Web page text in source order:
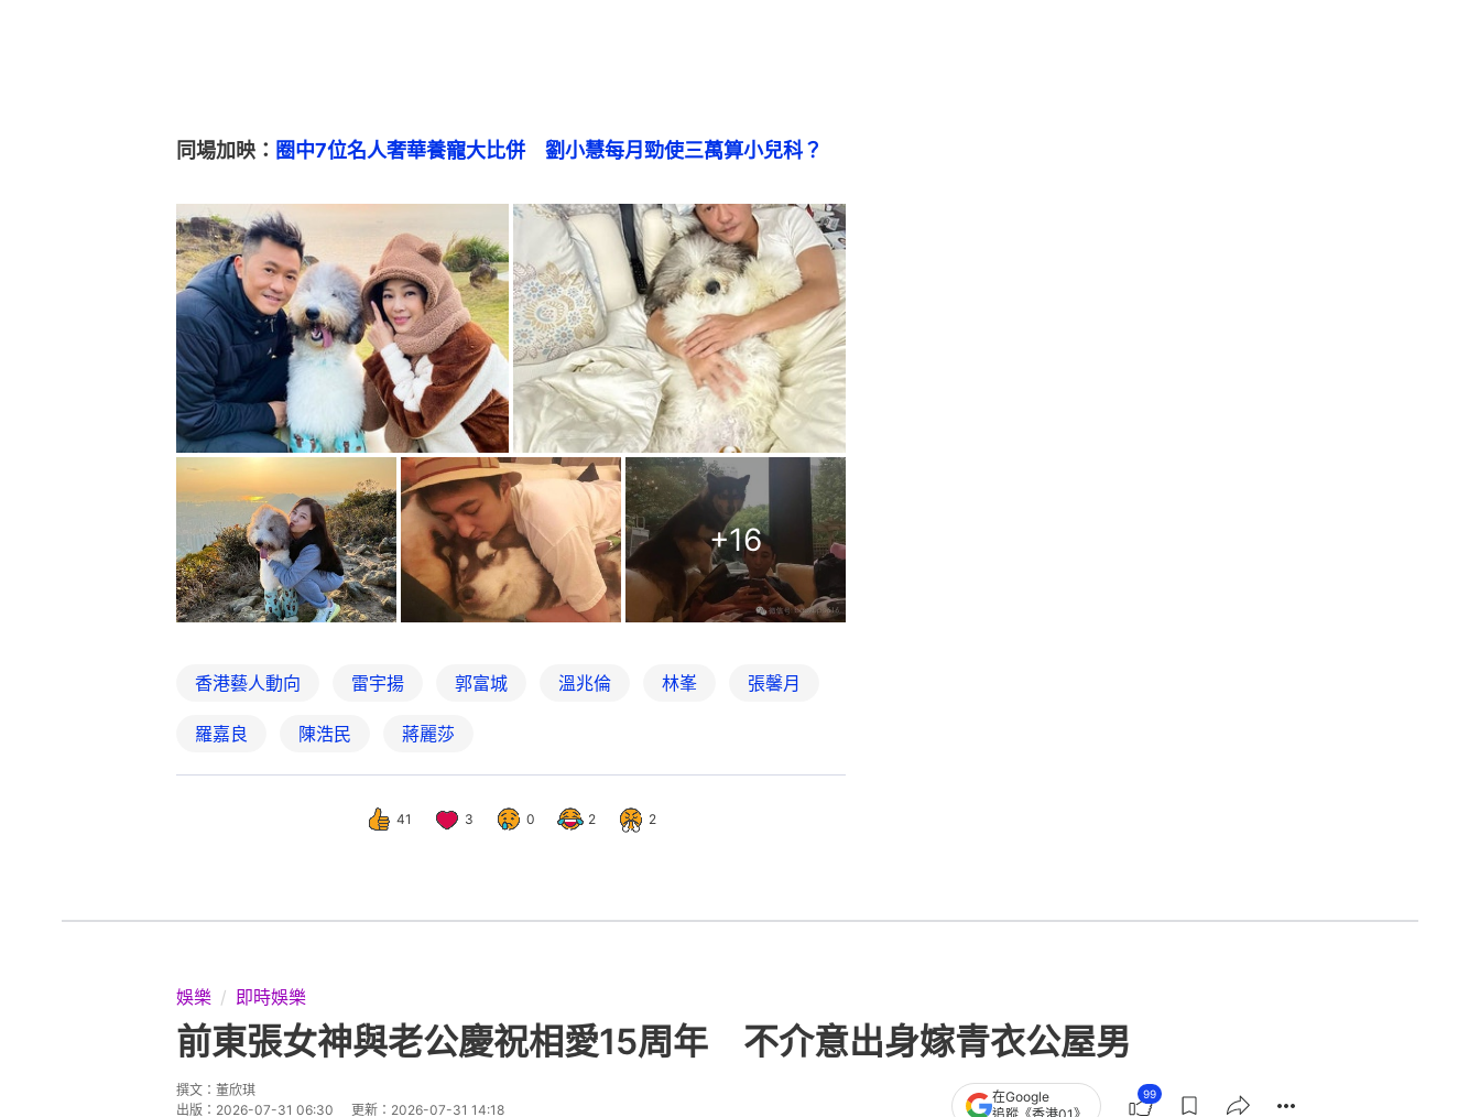
同場加映： 圈中7位名人奢華養寵大比併　劉小慧每月勁使三萬算小兒科？
+16
香港藝人動向 雷宇揚 郭富城 溫兆倫 林峯 張馨月
羅嘉良 陳浩民 蔣麗莎
41 3 0 2 2
娛樂 即時娛樂
前東張女神與老公慶祝相愛15周年 不介意出身嫁青衣公屋男
撰文： 董欣琪
出版： 2026-07-31 06:30 更新： 2026-07-31 14:18
在Google
99